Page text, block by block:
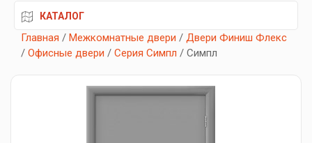
КАТАЛОГ
Главная / Межкомнатные двери / Двери Финиш Флекс
/ Офисные двери / Серия Симпл / Симпл